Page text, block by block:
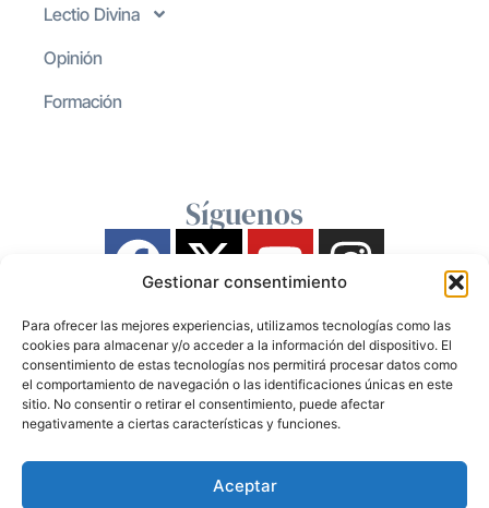
Gestionar consentimiento
Para ofrecer las mejores experiencias, utilizamos tecnologías como las
cookies para almacenar y/o acceder a la información del dispositivo. El
consentimiento de estas tecnologías nos permitirá procesar datos como
el comportamiento de navegación o las identificaciones únicas en este
sitio. No consentir o retirar el consentimiento, puede afectar
negativamente a ciertas características y funciones.
Aceptar
Lectio Divina
Opinión
Formación
Síguenos